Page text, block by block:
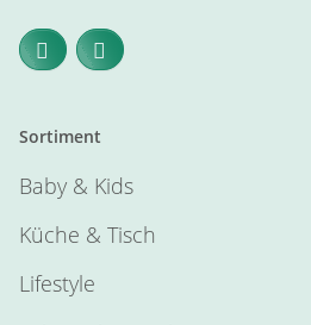
Sortiment
Baby & Kids
Küche & Tisch
Lifestyle